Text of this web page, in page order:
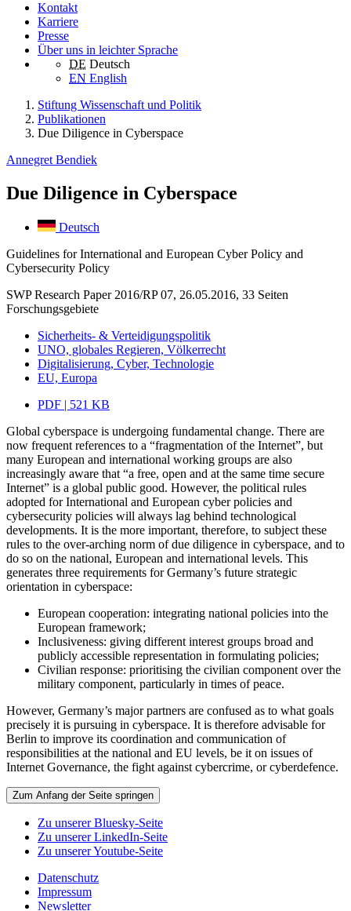
Kontakt
Karriere
Presse
Über uns in leichter Sprache
DE Deutsch
EN English
Stiftung Wissenschaft und Politik
Publikationen
Due Diligence in Cyberspace
Annegret Bendiek
Due Diligence in Cyberspace
Deutsch
Guidelines for International and European Cyber Policy and
Cybersecurity Policy
SWP Research Paper 2016/RP 07, 26.05.2016, 33 Seiten
Forschungsgebiete
Sicherheits- & Verteidigungspolitik
UNO, globales Regieren, Völkerrecht
Digitalisierung, Cyber, Technologie
EU, Europa
PDF | 521 KB
Global cyberspace is undergoing fundamental change. There are
now frequent references to a “fragmentation of the Internet”, but
many European and international working groups are also
increasingly aware that “a free, open and at the same time secure
Internet” is a global public good. However, the political rules
adopted for International and European cyber policies and
cybersecurity policies will always lag behind technological
developments. It is the more important, therefore, to subject these
rules to the over-arching norm of due diligence in cyberspace, and to
do so on the national, European and international levels. This
generates three requirements for Germany’s future strategic
orientation in cyberspace:
European cooperation: integrating national policies into the
European framework;
Inclusiveness: giving different interest groups broad and
publicly accessible representation in formulating policies;
Civilian response: prioritising the civilian component over the
military component, particularly in times of peace.
However, Germany’s major partners are confused as to what goals
precisely it is pursuing in cyberspace. It is therefore advisable for
Berlin to improve its coordination and communication of
responsibilities at the national and EU levels, be it on issues of
Internet Governance, the fight against cybercrime, or cyberdefence.
Zum Anfang der Seite springen
Zu unserer Bluesky-Seite
Zu unserer LinkedIn-Seite
Zu unserer Youtube-Seite
Datenschutz
Impressum
Newsletter